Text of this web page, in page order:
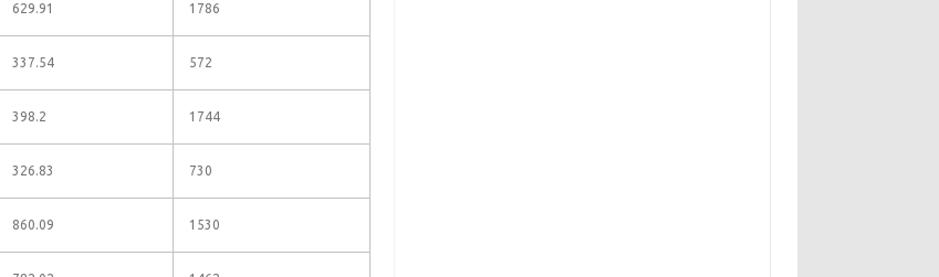
629.91 1786
337.54 572
398.2 1744
326.83 730
860.09 1530